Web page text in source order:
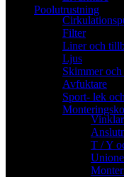
Poolutrustning
Filter
Liner och
Ljus
Skimmer
Avfuktare
Sport- lek
T / Y